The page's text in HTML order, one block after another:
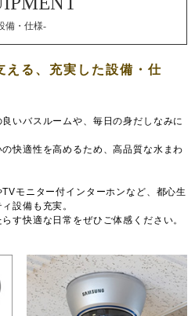
備・仕様-
いバスルームや、毎日の身だしなみに
快適性を高めるため、高品質な水まわ
モニター付インターホンなど、都心生
設備も充実。
す快適な日常をぜひご体感ください。